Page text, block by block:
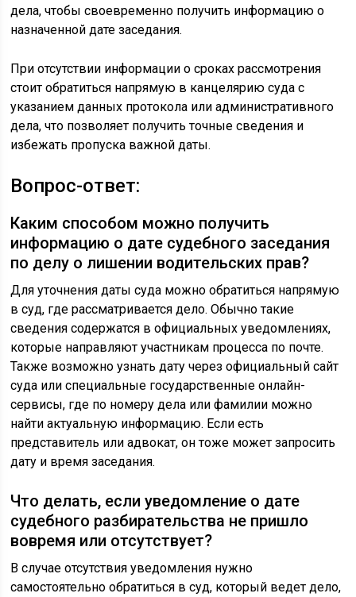
дела, чтобы своевременно получить информацию о
назначенной дате заседания.
При отсутствии информации о сроках рассмотрения
стоит обратиться напрямую в канцелярию суда с
указанием данных протокола или административного
дела, что позволяет получить точные сведения и
избежать пропуска важной даты.
Вопрос-ответ:
Каким способом можно получить
информацию о дате судебного заседания
по делу о лишении водительских прав?
Для уточнения даты суда можно обратиться напрямую
в суд, где рассматривается дело. Обычно такие
сведения содержатся в официальных уведомлениях,
которые направляют участникам процесса по почте.
Также возможно узнать дату через официальный сайт
суда или специальные государственные онлайн-
сервисы, где по номеру дела или фамилии можно
найти актуальную информацию. Если есть
представитель или адвокат, он тоже может запросить
дату и время заседания.
Что делать, если уведомление о дате
судебного разбирательства не пришло
вовремя или отсутствует?
В случае отсутствия уведомления нужно
самостоятельно обратиться в суд, который ведет дело,